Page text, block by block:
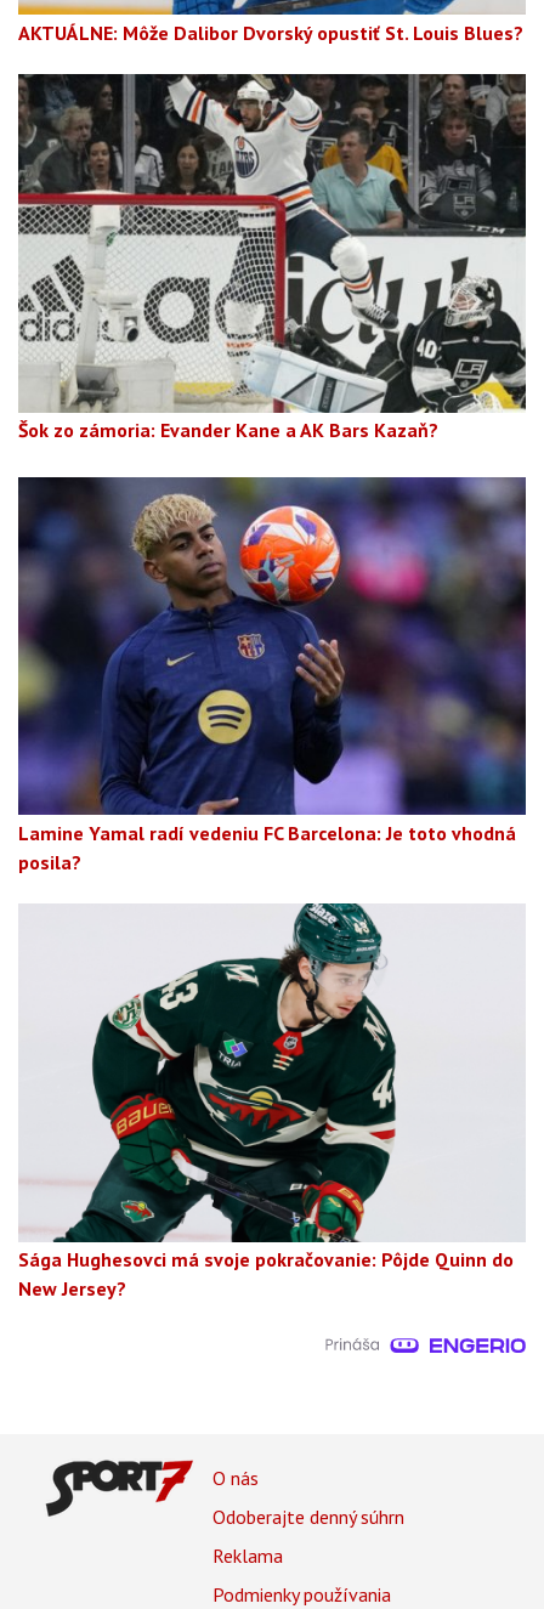
AKTUÁLNE: Môže Dalibor Dvorský opustiť St. Louis Blues?
Šok zo zámoria: Evander Kane a AK Bars Kazaň?
Lamine Yamal radí vedeniu FC Barcelona: Je toto vhodná
posila?
Sága Hughesovci má svoje pokračovanie: Pôjde Quinn do
New Jersey?
Footer
Footer
O nás
Odoberajte denný súhrn
Reklama
Podmienky používania